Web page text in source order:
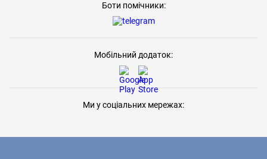
Боти помічники:
Мобільний додаток:
Ми у соціальних мережах: